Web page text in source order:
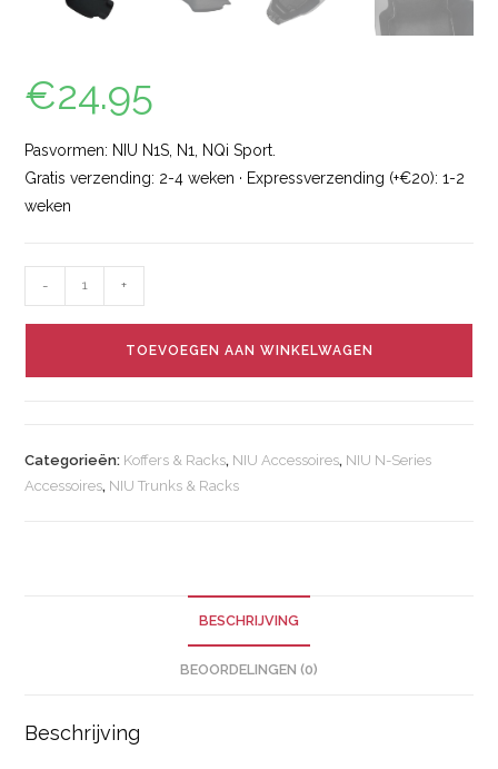
€24.95
Pasvormen: NIU N1S, N1, NQi Sport.
Gratis verzending: 2-4 weken · Expressverzending (+€20): 1-2
weken
- +
TOEVOEGEN AAN WINKELWAGEN
Categorieën: Koffers & Racks, NIU Accessoires, NIU N-Series
Accessoires, NIU Trunks & Racks
BESCHRIJVING
BEOORDELINGEN (0)
Beschrijving